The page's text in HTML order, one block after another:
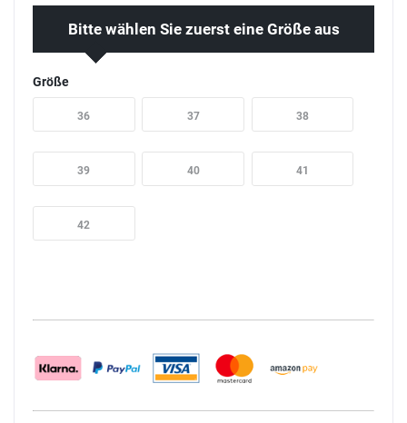
Bitte wählen Sie zuerst eine Größe aus
Größe
36 37 38
39 40 41
42